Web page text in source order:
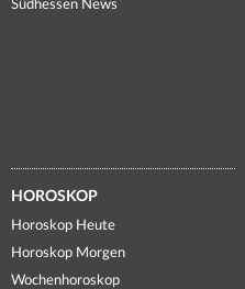
Südhessen News
HOROSKOP
Horoskop Heute
Horoskop Morgen
Wochenhoroskop